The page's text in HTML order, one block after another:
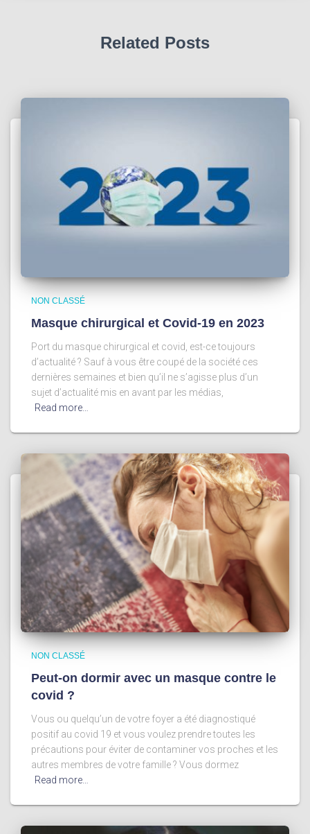
Related Posts
NON CLASSÉ
Masque chirurgical et Covid-19 en 2023
Port du masque chirurgical et covid, est-ce toujours
d’actualité ? Sauf à vous être coupé de la société ces
dernières semaines et bien qu’il ne s’agisse plus d’un
sujet d’actualité mis en avant par les médias,
Read more…
NON CLASSÉ
Peut-on dormir avec un masque contre le
covid ?
Vous ou quelqu’un de votre foyer a été diagnostiqué
positif au covid 19 et vous voulez prendre toutes les
précautions pour éviter de contaminer vos proches et les
autres membres de votre famille ? Vous dormez
Read more…